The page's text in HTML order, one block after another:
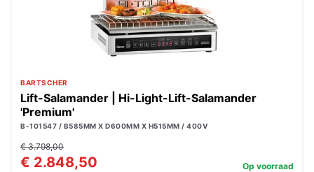
BARTSCHER
Lift-Salamander | Hi-Light-Lift-Salamander
'Premium'
B-101547 / B585MM X D600MM X H515MM / 400V
€ 3.798,00
€ 2.848,50 Op voorraad